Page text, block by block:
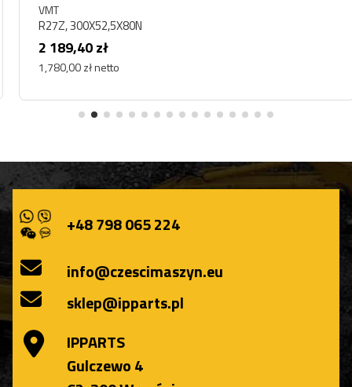
VMT
R27Z, 300X52,5X80N
2 189,40 zł
1,780,00 zł netto
+48 798 065 224
info@czescimaszyn.eu
sklep@ipparts.pl
IPPARTS
Gulczewo 4